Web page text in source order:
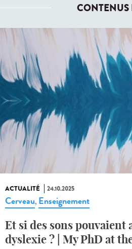
CONTENUS
ACTUALITÉ 24.10.2025
Cerveau, Enseignement
Et si des sons pouvaient
dyslexie ? | My PhD at